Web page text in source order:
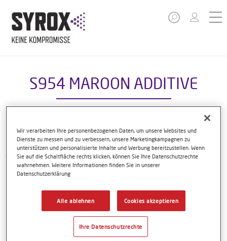
S954 MAROON ADDITIVE
Die eingefärbten Klarlacke von Syrox sind Teil des
kompakten Syrox Reparaturlacksystems. Die sieben
verschiedenen Zusatzmittel können mit dem S5000 HS Top
Clear oder S5200 Flex Clear zur Reparatur von eingefärbten
OEM-Lacken verwendet werden.
Produktmerkmale
Wir verarbeiten Ihre personenbezogenen Daten, um unsere Websites und
Dienste zu messen und zu verbessern, unsere Marketingkampagnen zu
unterstützen und personalisierte Inhalte und Werbung bereitzustellen. Wenn
Sie auf die Schaltfläche rechts klicken, können Sie Ihre Datenschutzrechte
wahrnehmen. Weitere Informationen finden Sie in unserer
Datenschutzerklärung
Alle ablehnen Cookies akzeptieren
Ihre Datenschutzrechte